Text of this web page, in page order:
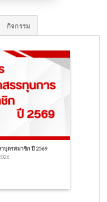
กิจกรรม
บุตรสมาชิก ปี 2569